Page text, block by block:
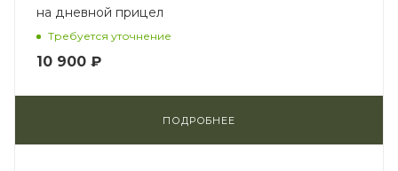
на дневной прицел
Требуется уточнение
10 900 ₽
ПОДРОБНЕЕ